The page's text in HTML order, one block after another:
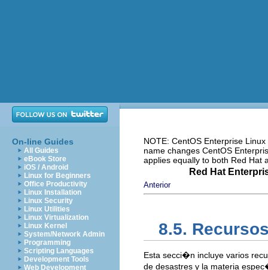
On-line Guides
All Guides
eBook Store
iOS / Android
Linux for Beginners
Office Productivity
Linux Installation
Linux Security
Linux Utilities
Linux Virtualization
Linux Kernel
System/Network Admin
Programming
Scripting Languages
Development Tools
Web Development
NOTE: CentOS Enterprise
name changes CentOS
applies equally to both Red Hat
Red Hat
Anterior
8.5.
Esta secci�n incluye varios
de desastres y la materia